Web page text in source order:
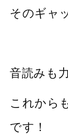
そのギャ
音読みも
これから
です！